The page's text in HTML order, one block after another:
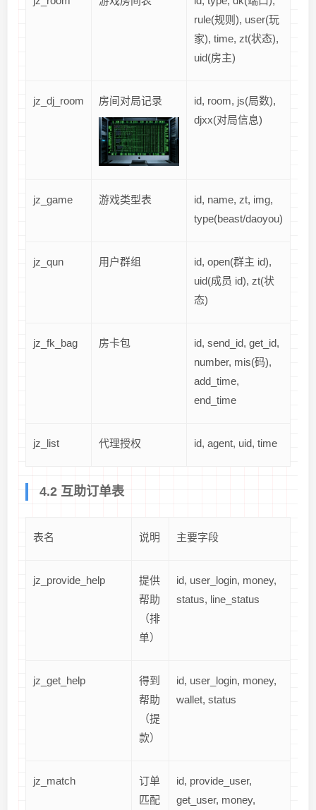
rule(规则), user(玩
家), time, zt(状态),
uid(房主)
jz_dj_room 房间对局记录
id, room, js(局数),
djxx(对局信息)
jz_game 游戏类型表
id, name, zt, img,
type(beast/daoyou)
jz_qun 用户群组
id, open(群主 id),
uid(成员 id), zt(状
态)
jz_fk_bag 房卡包
id, send_id, get_id,
number, mis(码),
add_time,
end_time
jz_list 代理授权 id, agent, uid, time
4.2 互助订单表
表名 说明 主要字段
jz_provide_help
提供
帮助
（排
单）
id, user_login, money,
status, line_status
jz_get_help
得到
帮助
（提
款）
id, user_login, money,
wallet, status
jz_match
订单
匹配
id, provide_user,
get_user, money,